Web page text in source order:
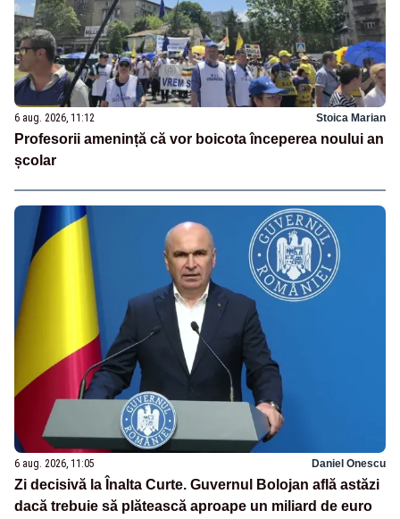
6 aug. 2026, 11:12 Stoica Marian
Profesorii amenință că vor boicota începerea noului an
școlar
6 aug. 2026, 11:05 Daniel Onescu
Zi decisivă la Înalta Curte. Guvernul Bolojan află astăzi
dacă trebuie să plătească aproape un miliard de euro